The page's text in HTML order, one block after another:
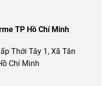
TP Hồ Chí Minh
Thới Tây 1, Xã Tân
Chí Minh